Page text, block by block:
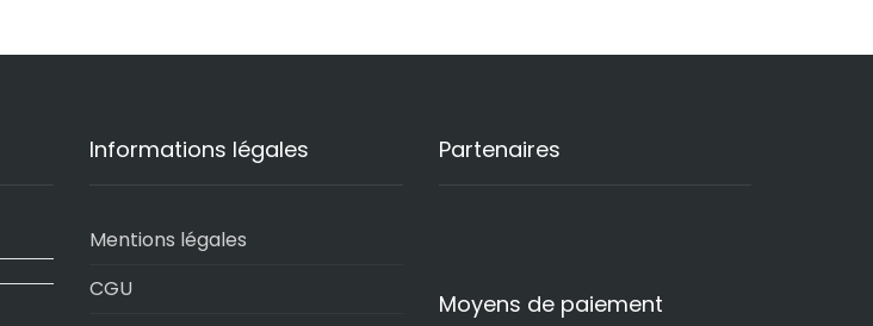
Informations légales
Mentions légales
CGU
Partenaires
Moyens de paiement